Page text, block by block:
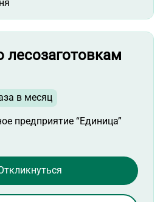
лесозаготовкам
в месяц
предприятие “Единица”